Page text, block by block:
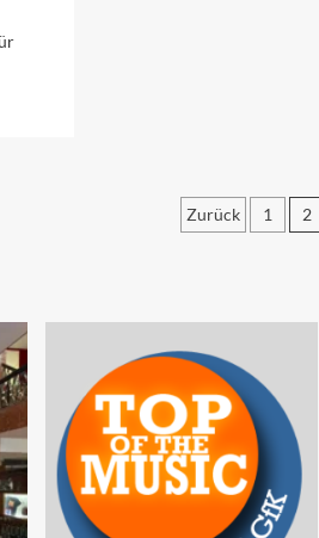
Beiträge
Zurück 1 2